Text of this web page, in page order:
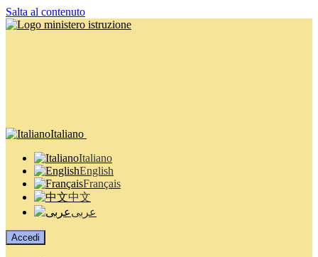
Salta al contenuto
Italiano
Italiano
English
Français
中文
عربى
Accedi